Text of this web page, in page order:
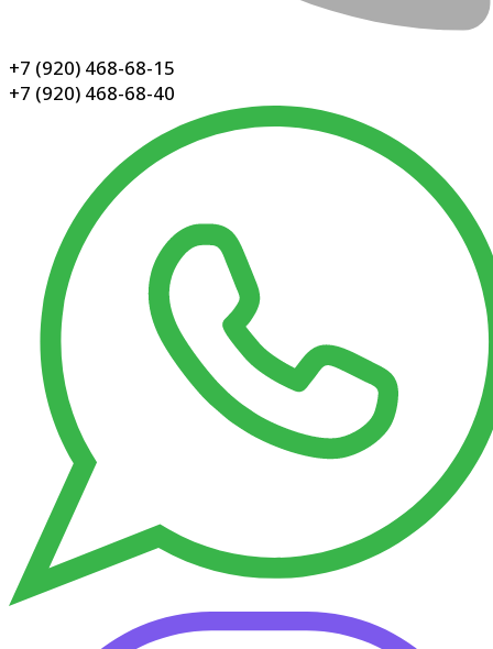
+7 (920) 468-68-15
+7 (920) 468-68-40